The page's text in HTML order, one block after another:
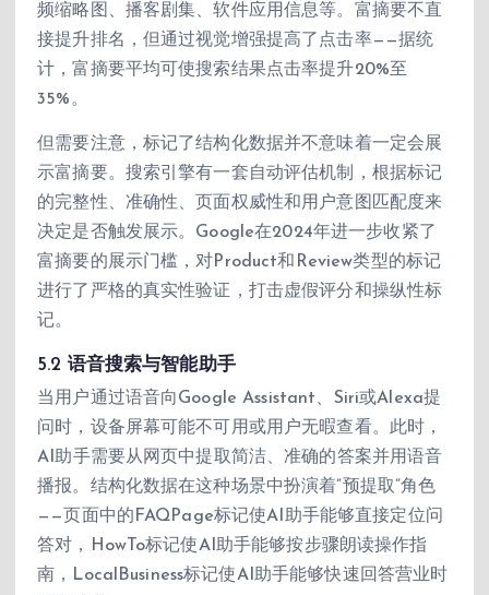
频缩略图、播客剧集、软件应用信息等。富摘要不直
接提升排名，但通过视觉增强提高了点击率——据统
计，富摘要平均可使搜索结果点击率提升20%至
35%。
但需要注意，标记了结构化数据并不意味着一定会展
示富摘要。搜索引擎有一套自动评估机制，根据标记
的完整性、准确性、页面权威性和用户意图匹配度来
决定是否触发展示。Google在2024年进一步收紧了
富摘要的展示门槛，对Product和Review类型的标记
进行了严格的真实性验证，打击虚假评分和操纵性标
记。
5.2 语音搜索与智能助手
当用户通过语音向Google Assistant、Siri或Alexa提
问时，设备屏幕可能不可用或用户无暇查看。此时，
AI助手需要从网页中提取简洁、准确的答案并用语音
播报。结构化数据在这种场景中扮演着”预提取”角色
——页面中的FAQPage标记使AI助手能够直接定位问
答对，HowTo标记使AI助手能够按步骤朗读操作指
南，LocalBusiness标记使AI助手能够快速回答营业时